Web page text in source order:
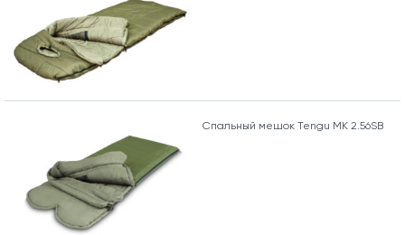
Спальный мешок Tengu MK 2.56SB